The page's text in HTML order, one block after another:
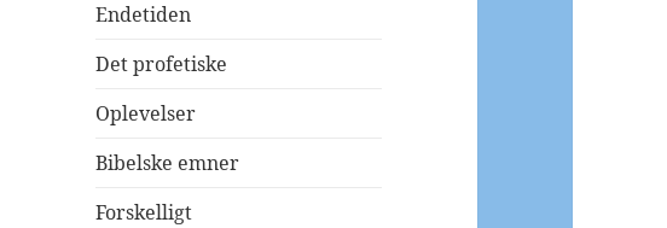
Endetiden
Det profetiske
Oplevelser
Bibelske emner
Forskelligt